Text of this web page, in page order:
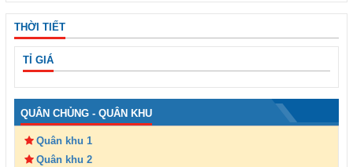
THỜI TIẾT
TỈ GIÁ
QUÂN CHỦNG - QUÂN KHU
Quân khu 1
Quân khu 2